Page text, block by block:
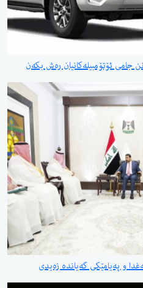
جامی ئۆتۆمبیلەکانیان رەش بکەن
و پەیامێكی گەیاندە زەیدی